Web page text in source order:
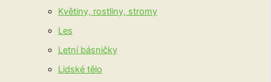
Květiny, rostliny, stromy
Les
Letní básničky
Lidské tělo